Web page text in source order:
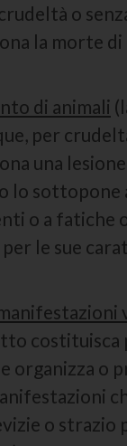
o
la morte di
di animali
per
una
lo sottopone
o a fatiche
le sue
costituisca
organizza o
o strazio